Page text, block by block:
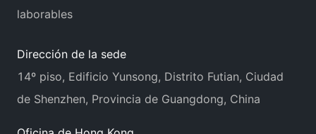
laborables
Dirección de la sede
14º piso, Edificio Yunsong, Distrito Futian, Ciudad
de Shenzhen, Provincia de Guangdong, China